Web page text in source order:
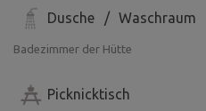
Dusche / Waschraum
Badezimmer der Hütte
Picknicktisch